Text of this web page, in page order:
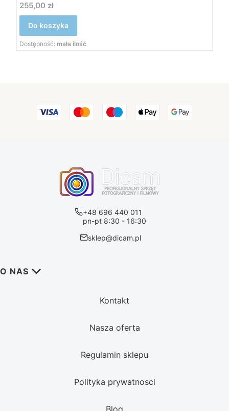
Cena
255,00 zł
Do koszyka
Dostępność: mała ilość
+48 696 440 011
pn-pt 8:30 - 16:30
sklep@dicam.pl
Linki w stopce
O NAS
Kontakt
Nasza oferta
Regulamin sklepu
Polityka prywatnosci
Blog